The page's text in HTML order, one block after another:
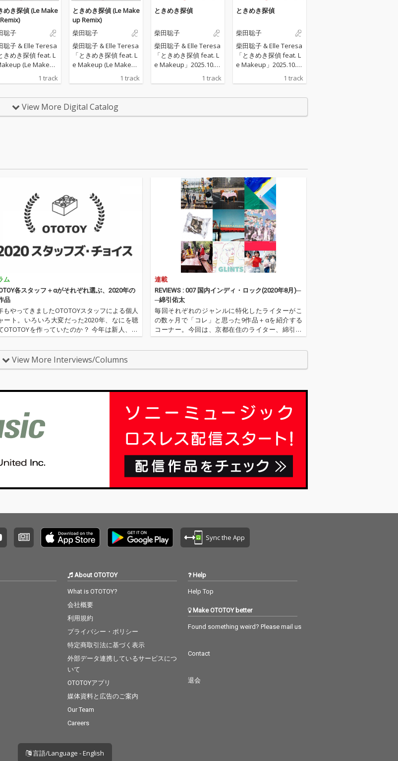
めき探偵 (Le Make
聡子
聡子 & Elle Teresa
きめき探偵 feat. L
(Le Makeup
」2025.12.17 Re
を迎
ナントロープ」オ
ニングテーマ曲
グ、Dave Coole
イラストレーショ
、anccoが担当。
には、LIQUI
で柴田聡子 pr
「ありがとう」
（柴田聡子(BAND
× Elle Teresa × Le
1 track
ときめき探偵 (Le Make
up Remix)
柴田聡子
柴田聡子 & Elle Teresa
「ときめき探偵 feat. L
e Makeup (Le Makeup
Remix)」2025.12.17 Re
lease Elle Teresaを迎
「シナントロープ」オ
ープニングテーマ曲
リング、Dave Coole
慶。イラストレーショ
ンは、anccoが担当。
2026.03.28には、LIQUI
DROOMで柴田聡子 pr
esents「ありがとう」
vol.3（柴田聡子(BAND
SET) × Elle Teresa × Le
1 track
ときめき探偵
柴田聡子
柴田聡子 & Elle Teresa
「ときめき探偵 feat. L
e Makeup」2025.10.08
年11月にWWW & WW
レミア23「シナントロ
ープ」にも決定してい
る。 共同プロデュー
ス・ミックスには、Le
Makeup。マスタリン
グ、Dave Cooley。ア
ートディレクション、
デザイン、坂脇慶。イ
ラストレーションは、
anccoが担当。
1 track
ときめき探偵
柴田聡子
柴田聡子 & Elle Teresa
「ときめき探偵 feat. L
e Makeup」2025.10.08
年11月にWWW & WW
レミア23「シナントロ
ープ」にも決定してい
る。 共同プロデュー
ス・ミックスには、Le
Makeup。マスタリン
グ、Dave Cooley。ア
ートディレクション、
デザイン、坂脇慶。イ
ラストレーションは、
anccoが担当。
1 track
View More Digital Catalog
ム
各スタッフ＋αがそれぞれ選ぶ、2020年の
品
もやってきましたOTOTOYスタッフによる個人
ート。いろいろ大変だった2020年、なにを聴
OTOTOYを作っていたのか？ 今年は新人、梶
加えてインターン、そしてコントリビュータ
も書いてもらいま…
連載
REVIEWS : 007 国内インディ・ロック(2020年8月)─
─綿引佑太
毎回それぞれのジャンルに特化したライターがこ
の数ヶ月で「コレ」と思った9作品＋αを紹介する
コーナー。今回は、京都在住のライター、綿引佑
太が登場。国内インディーの良質なポップス9作品
View More Interviews/Columns
Sync the App
About OTOTOY
What is OTOTOY?
会社概要
利用規約
プライバシー・ポリシー
特定商取引法に基づく表示
外部データ連携しているサービスにつ
いて
OTOTOYアプリ
媒体資料と広告のご案内
Our Team
Careers
Help
Help Top
Make OTOTOY better
Found something weird? Please mail us
Contact
退会
言語/Language - English